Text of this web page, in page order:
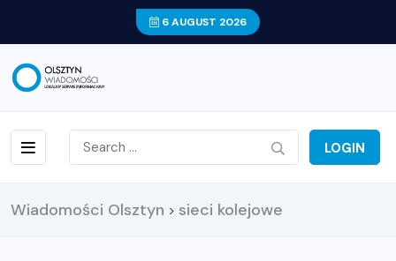
6 AUGUST 2026
LOGIN
Wiadomości Olsztyn > sieci kolejowe